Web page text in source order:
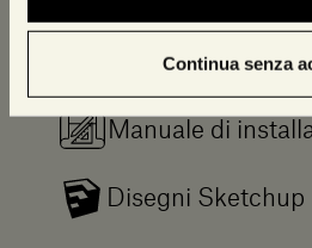
Continua senza
Scheda Tecnica
Manuale di
Disegni Sketchup